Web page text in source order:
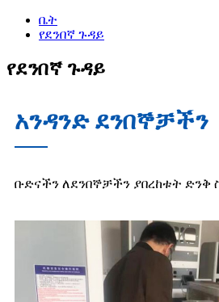
ቤት
የደንበኛ ጉዳይ
የደንበኛ ጉዳይ
አንዳንድ ደንበኞቻችን
ቡድናችን ለደንበኞቻችን ያበረከቱት ድንቅ